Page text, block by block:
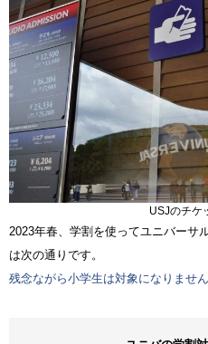
USJのチケ
2023年春、学割を使ってユニバーサ
は次の通りです。
残念ながら小学生は対象になりません